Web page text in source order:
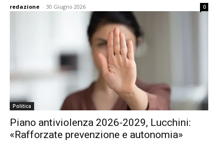
redazione - 30 Giugno 2026 0
Politica
Piano antiviolenza 2026-2029, Lucchini:
«Rafforzate prevenzione e autonomia»